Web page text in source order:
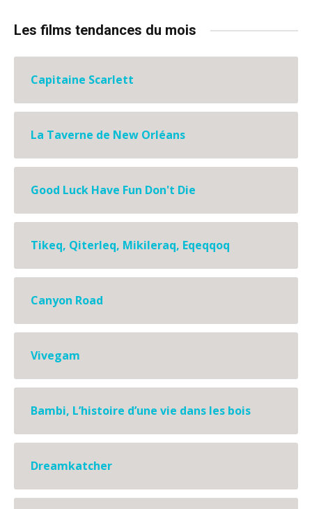
Les films tendances du mois
Capitaine Scarlett
La Taverne de New Orléans
Good Luck Have Fun Don't Die
Tikeq, Qiterleq, Mikileraq, Eqeqqoq
Canyon Road
Vivegam
Bambi, L’histoire d’une vie dans les bois
Dreamkatcher